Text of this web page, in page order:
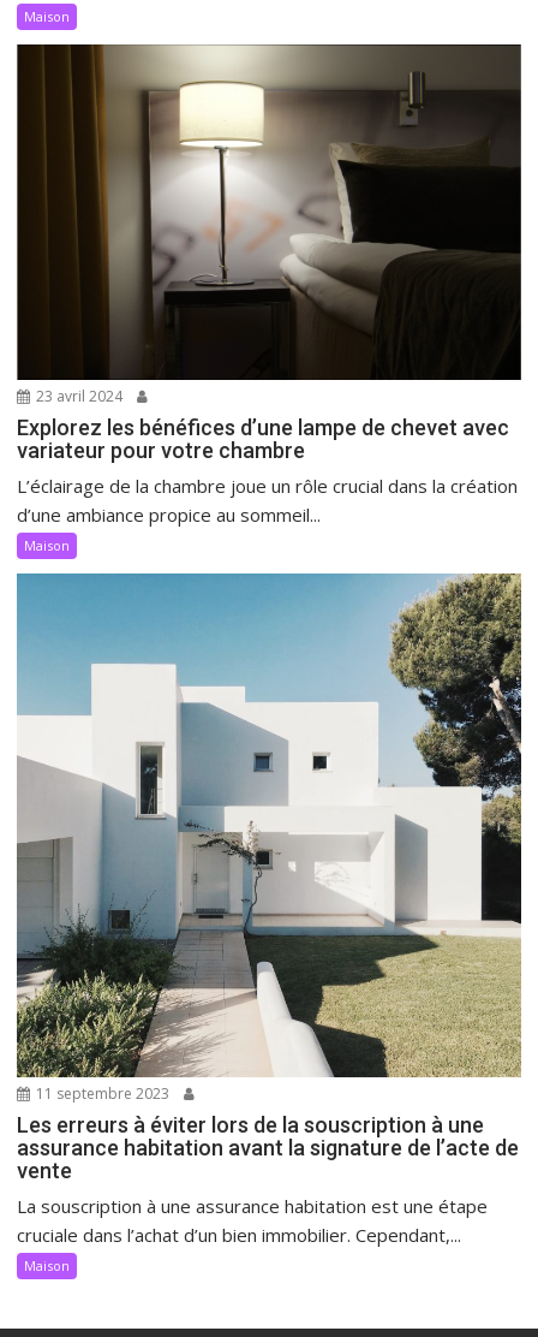
Maison
23 avril 2024
Explorez les bénéfices d’une lampe de chevet avec
variateur pour votre chambre
L’éclairage de la chambre joue un rôle crucial dans la création
d’une ambiance propice au sommeil...
Maison
11 septembre 2023
Les erreurs à éviter lors de la souscription à une
assurance habitation avant la signature de l’acte de
vente
La souscription à une assurance habitation est une étape
cruciale dans l’achat d’un bien immobilier. Cependant,...
Maison